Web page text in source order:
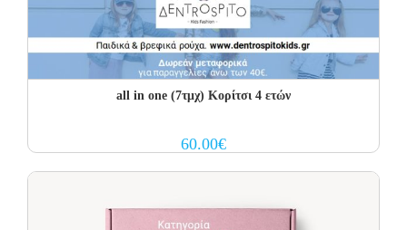
all in one (7τμχ) Κορίτσι 4 ετών
60.00€